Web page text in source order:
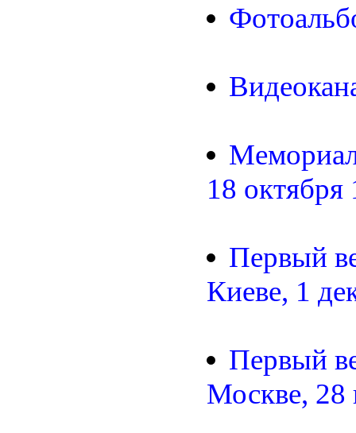
18 октября
Первый
Киеве, 1
Первый
Москве, 28